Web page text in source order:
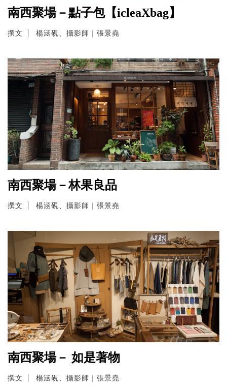
南西聚場－點子包【icleaXbag】
撰文 楊涵硯、攝影師｜張景堯
南西聚場－林果良品
撰文 楊涵硯、攝影師｜張景堯
南西聚場－ 如是著物
撰文 楊涵硯、攝影師｜張景堯